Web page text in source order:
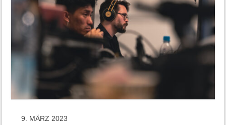
9. MÄRZ 2023